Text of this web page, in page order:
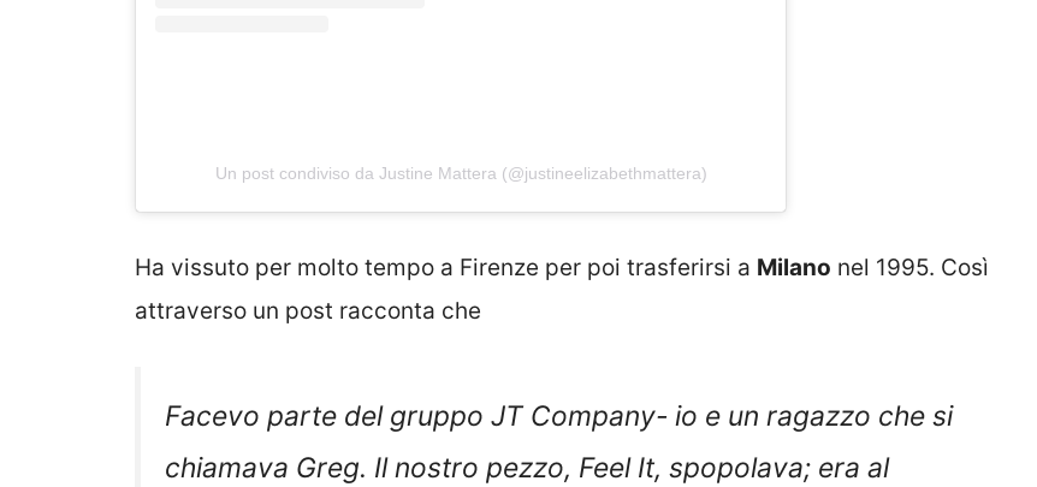
Un post condiviso da Justine Mattera (@justineelizabethmattera)
Ha vissuto per molto tempo a Firenze per poi trasferirsi a Milano nel 1995. Così
attraverso un post racconta che
Facevo parte del gruppo JT Company- io e un ragazzo che si
chiamava Greg. Il nostro pezzo, Feel It, spopolava; era al